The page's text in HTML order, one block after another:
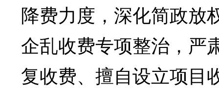
降费力度，深化简政放
企乱收费专项整治，严
复收费、擅自设立项目